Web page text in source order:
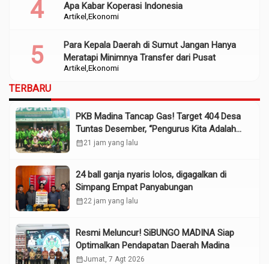
Artikel Ekonomi
Apa Kabar Koperasi Indonesia
Artikel Ekonomi
Para Kepala Daerah di Sumut Jangan Hanya
Meratapi Minimnya Transfer dari Pusat
TERBARU
PKB Madina Tancap Gas! Target 404 Desa
Tuntas Desember, “Pengurus Kita Adalah
Tokoh”
calendar_month21 jam yang lalu
24 ball ganja nyaris lolos, digagalkan di
Simpang Empat Panyabungan
calendar_month22 jam yang lalu
Resmi Meluncur! SiBUNGO MADINA Siap
Optimalkan Pendapatan Daerah Madina
calendar_monthJumat, 7 Agt 2026